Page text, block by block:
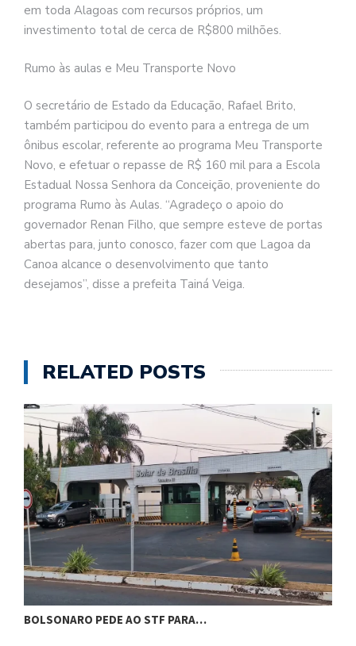
em toda Alagoas com recursos próprios, um
investimento total de cerca de R$800 milhões.
Rumo às aulas e Meu Transporte Novo
O secretário de Estado da Educação, Rafael Brito,
também participou do evento para a entrega de um
ônibus escolar, referente ao programa Meu Transporte
Novo, e efetuar o repasse de R$ 160 mil para a Escola
Estadual Nossa Senhora da Conceição, proveniente do
programa Rumo às Aulas. “Agradeço o apoio do
governador Renan Filho, que sempre esteve de portas
abertas para, junto conosco, fazer com que Lagoa da
Canoa alcance o desenvolvimento que tanto
desejamos”, disse a prefeita Tainá Veiga.
RELATED POSTS
CÂMARA DIALOGA COM UFAL E…